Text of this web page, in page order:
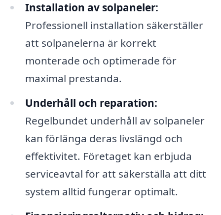
Installation av solpaneler:
Professionell installation säkerställer
att solpanelerna är korrekt
monterade och optimerade för
maximal prestanda.
Underhåll och reparation:
Regelbundet underhåll av solpaneler
kan förlänga deras livslängd och
effektivitet. Företaget kan erbjuda
serviceavtal för att säkerställa att ditt
system alltid fungerar optimalt.